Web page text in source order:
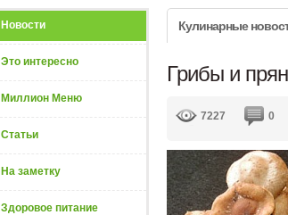
Новости
Это интересно
Миллион Меню
Статьи
На заметку
Здоровое питание
Кулинарные
Грибы и
7227 0